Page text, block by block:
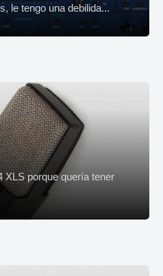
le tengo una debilida...
XLS porque quería tener